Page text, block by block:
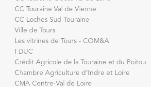
CC Touraine Val de Vienne
CC Loches Sud Touraine
Ville de Tours
Les vitrines de Tours - COM&A
FDUC
Crédit Agricole de la Touraine et du Poitou
Chambre Agriculture d’Indre et Loire
CMA Centre-Val de Loire